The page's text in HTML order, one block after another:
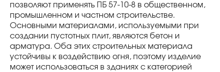
позволяют применять ПБ 57-10-8 в общественном,
промышленном и частном строительстве.
Основными материалами, используемыми при
создании пустотных плит, являются бетон и
арматура. Оба этих строительных материала
устойчивы к воздействию огня, поэтому изделие
может использоваться в зданиях с категорией